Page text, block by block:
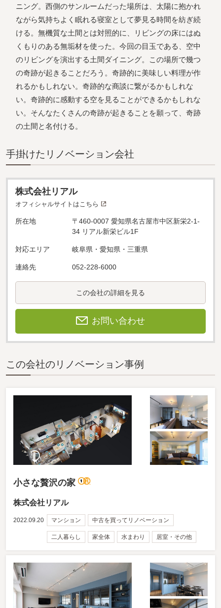
ニング。西側のサンルームだった場所は、太陽に抱かれ
ながら気持ちよく眠れる寝室として夢見る時間を紡ぎ続
ける。無機質な土間とは対照的に、リビングの床にはぬ
くもりのある無垢材を使った。今回の目玉である、空中
のリビングを演出する土間ダイニング。この場所で幾つ
の奇跡が起きることだろう。奇跡的に美味しい料理が作
れるかもしれない。奇跡的な商談に繋がるかもしれな
い。奇跡的に感動する空を見ることができるかもしれな
い。そんなたくさんの奇跡が起きることを願って、奇跡
の土間と名付ける。
⼿掛けたリノベーション会社
株式会社リアル
オフィシャルサイトはこちら
所在地
〒460-0007 愛知県名古屋市中区新栄2-1-
34 リアル新栄ビル1F
対応エリア 岐阜県・愛知県・三重県
連絡先 052-228-6000
この会社の詳細を見る
お問い合わせ
この会社のリノベーション事例
小さな贅沢の家
株式会社リアル
2022.09.20 マンション 中古を買ってリノベーション
二人暮らし 家全体 水まわり 居室・その他